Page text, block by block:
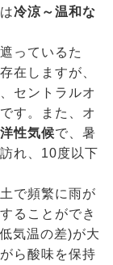
冷涼～温和な
っているた
在しますが、
セントラルオ
です。また、オ
性気候で、暑
れ、10度以下
で頻繁に雨が
ることができ
気温の差)が大
ら酸味を保持